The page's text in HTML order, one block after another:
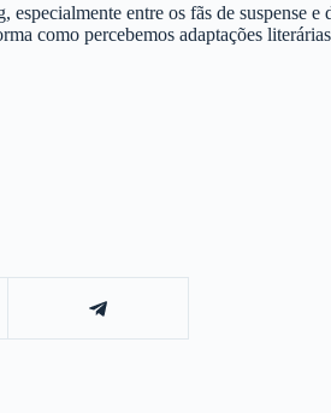
entre os fãs de suspense
como percebemos adaptações